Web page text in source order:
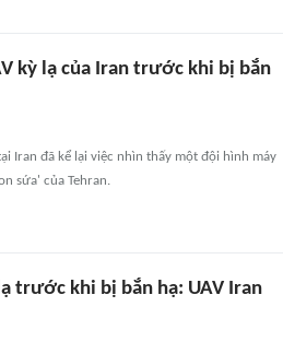
kỳ lạ của Iran trước khi bị bắn
Iran đã kể lại việc nhìn thấy một đội hình máy
sứa' của Tehran.
trước khi bị bắn hạ: UAV Iran